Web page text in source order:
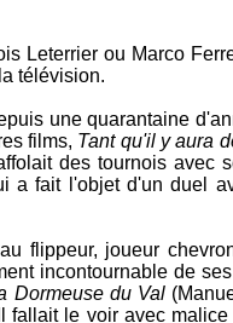
Leterrier ou Marco
télévision.
une quarantaine
films, Tant qu'il y aura
des tournois avec
a fait l'objet d'un duel
flippeur, joueur
incontournable de
Dormeuse du Val
fallait le voir avec